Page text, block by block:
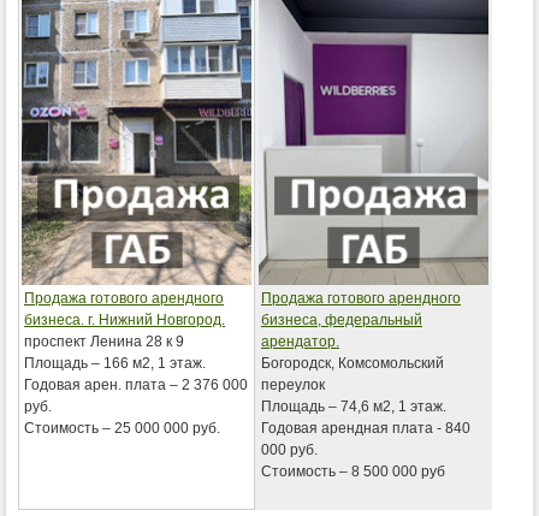
Продажа готового арендного
бизнеса. г. Нижний Новгород.
проспект Ленина 28 к 9
Площадь – 166 м2, 1 этаж.
Годовая арен. плата – 2 376 000
руб.
Стоимость – 25 000 000 руб.
Продажа готового арендного
бизнеса, федеральный
арендатор.
Богородск, Комсомольский
переулок
Площадь – 74,6 м2, 1 этаж.
Годовая арендная плата - 840
000 руб.
Стоимость – 8 500 000 руб